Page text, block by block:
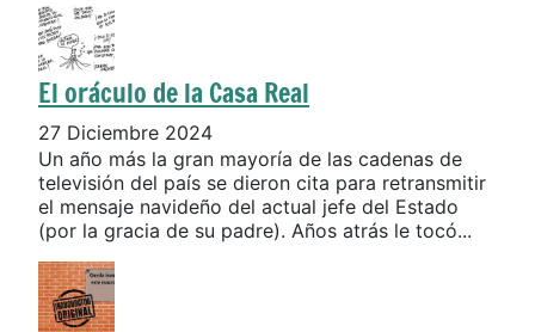
El oráculo de la Casa Real
27 Diciembre 2024
Un año más la gran mayoría de las cadenas de
televisión del país se dieron cita para retransmitir
el mensaje navideño del actual jefe del Estado
(por la gracia de su padre). Años atrás le tocó...